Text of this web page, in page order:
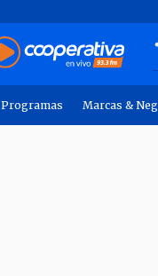
Programas Marcas &